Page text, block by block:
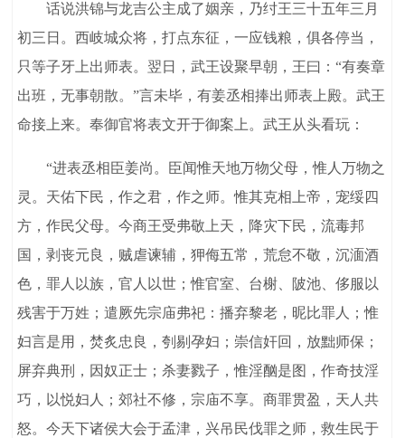
话说洪锦与龙吉公主成了姻亲，乃纣王三十五年三月
初三日。西岐城众将，打点东征，一应钱粮，俱各停当，
只等子牙上出师表。翌日，武王设聚早朝，王曰：“有奏章
出班，无事朝散。”言未毕，有姜丞相捧出师表上殿。武王
命接上来。奉御官将表文开于御案上。武王从头看玩：
“进表丞相臣姜尚。臣闻惟天地万物父母，惟人万物之
灵。天佑下民，作之君，作之师。惟其克相上帝，宠绥四
方，作民父母。今商王受弗敬上天，降灾下民，流毒邦
国，剥丧元良，贼虐谏辅，狎侮五常，荒怠不敬，沉湎酒
色，罪人以族，官人以世；惟官室、台榭、陂池、侈服以
残害于万姓；遣厥先宗庙弗祀：播弃黎老，昵比罪人；惟
妇言是用，焚炙忠良，刳剔孕妇；崇信奸回，放黜师保；
屏弃典刑，因奴正士；杀妻戮子，惟淫酗是图，作奇技淫
巧，以悦妇人；郊社不修，宗庙不享。商罪贯盈，天人共
怒。今天下诸侯大会于孟津，兴吊民伐罪之师，救生民于